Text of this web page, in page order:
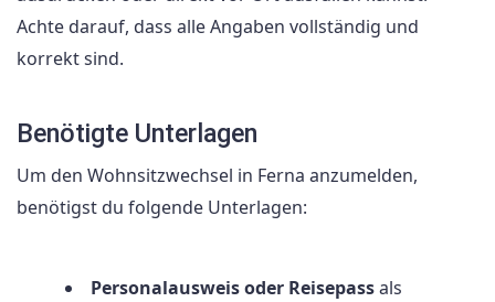
Achte darauf, dass alle Angaben vollständig und
korrekt sind.
Benötigte Unterlagen
Um den Wohnsitzwechsel in Ferna anzumelden,
benötigst du folgende Unterlagen:
Personalausweis oder Reisepassals